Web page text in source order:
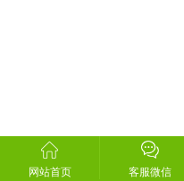
网站首页 客服微信